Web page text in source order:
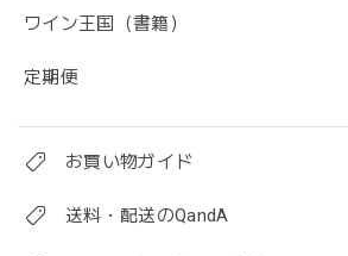
ワイン王国（書籍）
定期便
お買い物ガイド
送料・配送のQandA